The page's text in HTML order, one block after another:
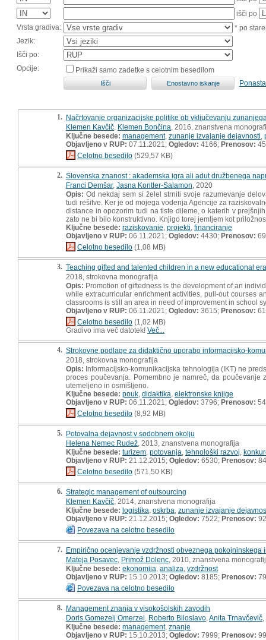
išči po
Vrsta gradiva:
* po
Jezik:
Išči po:
Opcije:
Prikaži samo zadetke s celotnim besedilom
1. Načrtovanje organizacijske politike ob vključevanju
Klemen Kavčič Klemen Bončina , 2016, znanstvena
Ključne besede: management, zunanje izvajanje dejavnosti
Objavljeno v RUP: 07.11.2021; Ogledov: 4166; Prenosov: 45
Celotno besedilo (529,57 KB)
2. Slovenska znanost : akademska igra ali adut družbenega
Franci Demšar, Jasna Kontler-Salamon , 2020
Opis: Od nekdaj sem si želel strniti svoje razumevanje
tudi rešitve. Ker je od mojega vodenja Agencije za
distance in opozorim tudi na tiste dileme, o katerih v
zato ne bi bilo konstruktivno. Knjigo torej jemljem kot
Ključne besede: raziskovanje projekti financiranje
Objavljeno v RUP: 06.11.2021; Ogledov: 4430; Prenosov: 69
Celotno besedilo (1,08 MB)
3. Teaching gifted and talented children in a new educational era
2018, strokovna monografija
Opis: Promotion of giftedness is the development of an
while extracurricular enrichment activities, pull-out courses
classrooms is still an area in need of improvement in school
Objavljeno v RUP: 06.11.2021; Ogledov: 3615; Prenosov: 61
Celotno besedilo (1,02 MB)
Gradivo ima več datotek! Več...
4. Strokovne podlage za didaktično uporabo informacijsko-
2018, strokovna monografija
Opis: Informacijsko-komunikacijska tehnologija (IKT) ne
proces poučevanja. Pomembno je namreč, da
utemeljeno in osmišljeno.
Ključne besede: pouk didaktika elektronske knjige
Objavljeno v RUP: 06.11.2021; Ogledov: 3796; Prenosov: 54
Celotno besedilo (8,92 MB)
5. Potovalna dejavnost v sodobnem okolju
Helena Nemec Rudež , 2013, znanstvena monografija
Ključne besede: turizem potovanja tehnološki razvoj
Objavljeno v RUP: 21.12.2015; Ogledov: 6530; Prenosov: 84
Celotno besedilo (571,50 KB)
6. Strategic management of outsourcing
Klemen Kavčič , 2014, znanstvena monografija
Ključne besede: logistika oskrba zunanje izvajanje
Objavljeno v RUP: 21.12.2015; Ogledov: 7522; Prenosov: 92
Povezava na celotno besedilo
7. Empirično ocenjevanje vzdržnosti obveznega
Mateja Posavec Primož Dolenc , 2010, znanstvena
Ključne besede: ekonomija analiza vzdržnost
Objavljeno v RUP: 15.10.2013; Ogledov: 8185; Prenosov: 79
Povezava na celotno besedilo
8. Management znanja v visokošolskih zavodih
Doris Gomezelj Omerzel Roberto Biloslavo Anita Trnavčevič
Ključne besede: management, znanje
Objavljeno v RUP: 15.10.2013; Ogledov: 7999; Prenosov: 99